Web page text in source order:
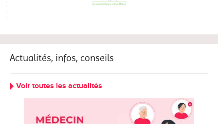
Actualités, infos, conseils
Voir toutes les actualités